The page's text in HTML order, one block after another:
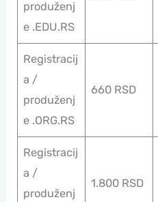
produženj
e .EDU.RS
Registracij
a /
produženj
e .ORG.RS
660 RSD
Registracij
a /
produženj
1.800 RSD